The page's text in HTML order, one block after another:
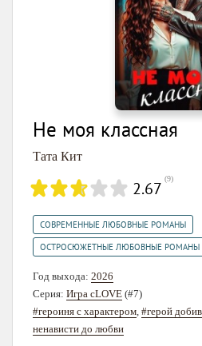
Не моя классная
Тата Кит
2.67 (9)
СОВРЕМЕННЫЕ ЛЮБОВНЫЕ РОМАНЫ
ОСТРОСЮЖЕТНЫЕ ЛЮБОВНЫЕ РОМАНЫ
Год выхода: 2026
Серия: Игра сLOVE (#7)
#героиня с характером, #герой
ненависти до любви